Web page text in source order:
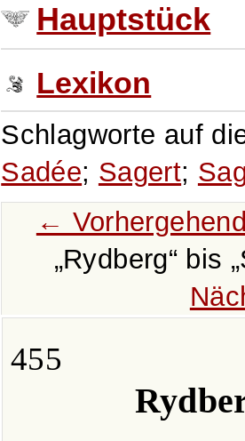
Hauptstück
Lexikon
Schlagworte auf
Sadée; Sagert;
←
Rydberg
bis
455